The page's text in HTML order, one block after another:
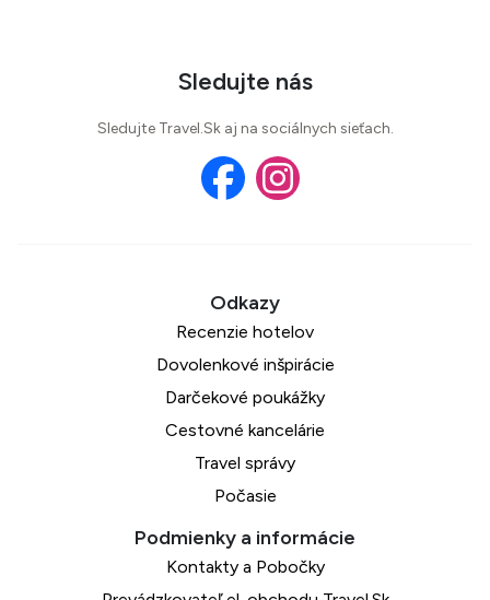
Sledujte nás
Sledujte Travel.Sk aj na sociálnych sieťach.
Recenzie hotelov
Dovolenkové inšpirácie
Darčekové poukážky
Cestovné kancelárie
Travel správy
Počasie
Kontakty a Pobočky